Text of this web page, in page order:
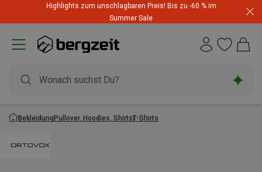
Highlights zum unschlagbaren Preis! Bis zu -60 % im
Summer Sale
BekleidungPullover, Hoodies, ShirtsT-Shirts